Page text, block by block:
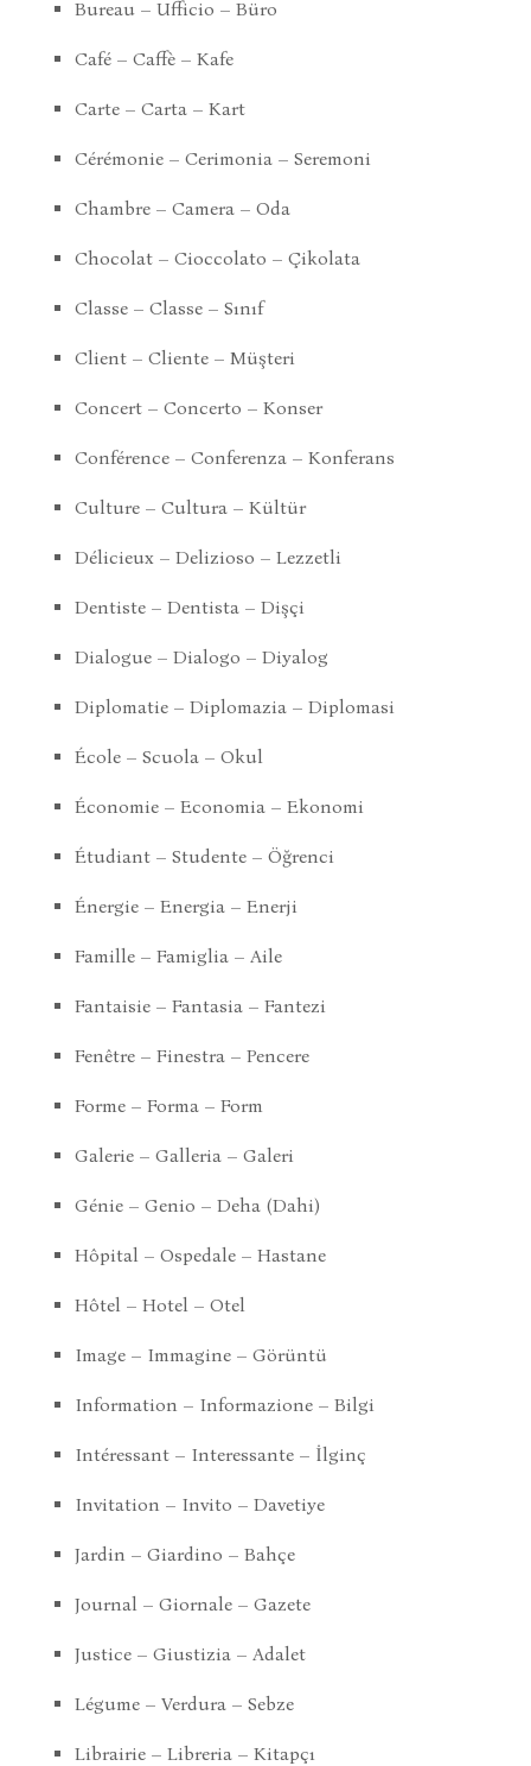
Bureau – Ufficio – Büro
Café – Caffè – Kafe
Carte – Carta – Kart
Cérémonie – Cerimonia – Seremoni
Chambre – Camera – Oda
Chocolat – Cioccolato – Çikolata
Classe – Classe – Sınıf
Client – Cliente – Müşteri
Concert – Concerto – Konser
Conférence – Conferenza – Konferans
Culture – Cultura – Kültür
Délicieux – Delizioso – Lezzetli
Dentiste – Dentista – Dişçi
Dialogue – Dialogo – Diyalog
Diplomatie – Diplomazia – Diplomasi
École – Scuola – Okul
Économie – Economia – Ekonomi
Étudiant – Studente – Öğrenci
Énergie – Energia – Enerji
Famille – Famiglia – Aile
Fantaisie – Fantasia – Fantezi
Fenêtre – Finestra – Pencere
Forme – Forma – Form
Galerie – Galleria – Galeri
Génie – Genio – Deha (Dahi)
Hôpital – Ospedale – Hastane
Hôtel – Hotel – Otel
Image – Immagine – Görüntü
Information – Informazione – Bilgi
Intéressant – Interessante – İlginç
Invitation – Invito – Davetiye
Jardin – Giardino – Bahçe
Journal – Giornale – Gazete
Justice – Giustizia – Adalet
Légume – Verdura – Sebze
Librairie – Libreria – Kitapçı